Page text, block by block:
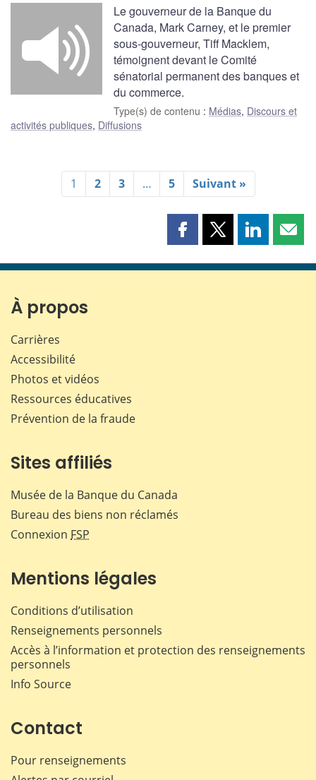
Le gouverneur de la Banque du
Canada, Mark Carney, et le premier
sous-gouverneur, Tiff Macklem,
témoignent devant le Comité
sénatorial permanent des banques et
du commerce.
Type(s) de contenu : Médias, Discours et
activités publiques, Diffusions
1 2 3 … 5 Suivant »
Partager
page
Partager
page
Partager
page page
À propos
Carrières
Accessibilité
Photos et vidéos
Ressources éducatives
Prévention de la fraude
Sites affiliés
Musée de la Banque du Canada
Bureau des biens non réclamés
Connexion FSP
Mentions légales
Conditions d’utilisation
Renseignements personnels
Accès à l’information et protection des renseignements
personnels
Info Source
Contact
Pour renseignements